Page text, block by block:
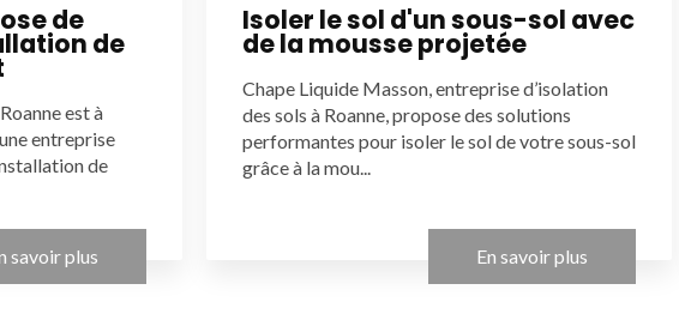
de
de
est à
entreprise
de
savoir plus
Isoler le sol d'un sous-sol avec
de la mousse projetée
Chape Liquide Masson, entreprise d’isolation
des sols à Roanne, propose des solutions
performantes pour isoler le sol de votre sous-sol
grâce à la mou...
En savoir plus